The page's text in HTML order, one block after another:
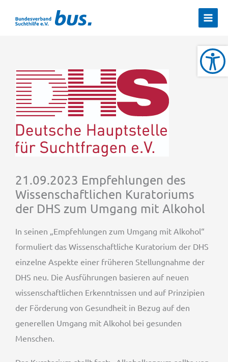
Inhalt
21.09.2023 Empfehlungen des
Wissenschaftlichen Kuratoriums
der DHS zum Umgang mit Alkohol
In seinen „Empfehlungen zum Umgang mit Alkohol“
formuliert das Wissenschaftliche Kuratorium der DHS
einzelne Aspekte einer früheren Stellungnahme der
DHS neu. Die Ausführungen basieren auf neuen
wissenschaftlichen Erkenntnissen und auf Prinzipien
der Förderung von Gesundheit in Bezug auf den
generellen Umgang mit Alkohol bei gesunden
Menschen.